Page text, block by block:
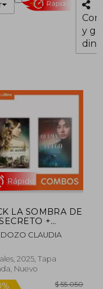
Rápido
y
LA SOMBRA DE
+
COMO EL
CLAUDIA
2025, Tapa
Nuevo
Rápido